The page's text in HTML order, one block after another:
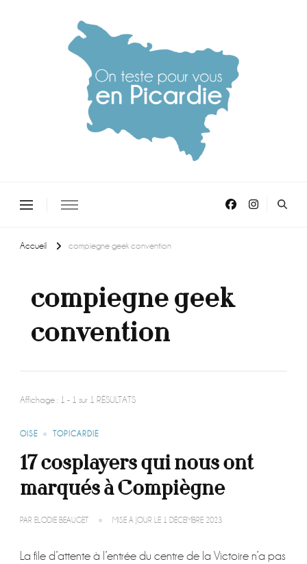
Accueil compiegne geek convention
compiegne geek
convention
Affichage : 1 - 1 sur 1 RÉSULTATS
OISE TOPICARDIE
17 cosplayers qui nous ont
marqués à Compiègne
PAR ELODIE BEAUGET MISE À JOUR LE 1 DÉCEMBRE 2023
La file d’attente à l’entrée du centre de la Victoire n’a pas